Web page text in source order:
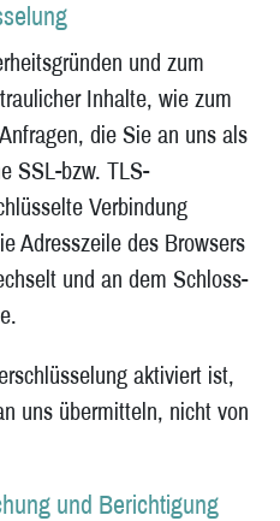
und zum
Inhalte, wie zum
die Sie an uns als
SSL-bzw. TLS-
Verbindung
Adresszeile des Browsers
und an dem Schloss-
aktiviert ist,
uns übermitteln, nicht von
und Berichtigung